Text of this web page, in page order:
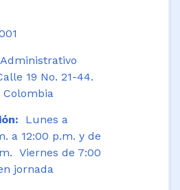
19 No. 21-44.
Colombia
Lunes a
a 12:00 p.m. y de
Viernes de 7:00
jornada